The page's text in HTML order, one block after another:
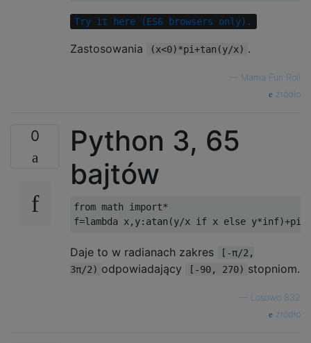
Try it here (ES6 browsers only).
Zastosowania (x<0)*pi+tan(y/x) .
Mama Fun Roll
źródło
0
Python 3, 65
bajtów
from math import*
Daje to w radianach zakres
[-π/2,
3π/2) odpowiadający [-90, 270) stopniom.
Losowo 832
źródło